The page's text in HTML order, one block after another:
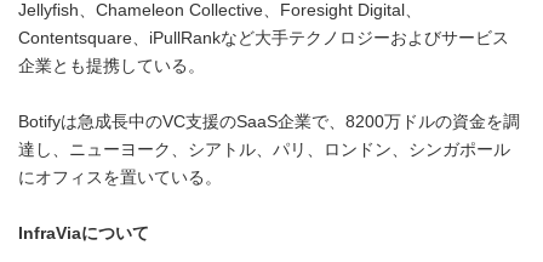
Jellyfish、Chameleon Collective、Foresight Digital、
Contentsquare、iPullRankなど大手テクノロジーおよびサービス
企業とも提携している。
Botifyは急成長中のVC支援のSaaS企業で、8200万ドルの資金を調
達し、ニューヨーク、シアトル、パリ、ロンドン、シンガポール
にオフィスを置いている。
InfraViaについて